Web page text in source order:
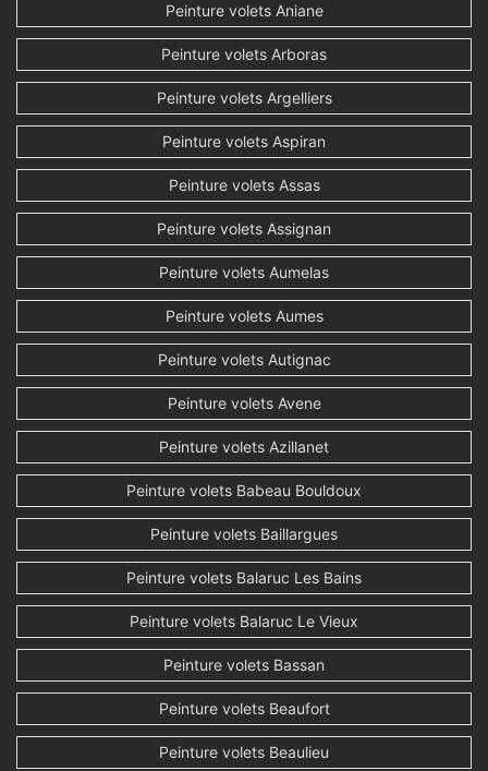
Peinture volets Aniane
Peinture volets Arboras
Peinture volets Argelliers
Peinture volets Aspiran
Peinture volets Assas
Peinture volets Assignan
Peinture volets Aumelas
Peinture volets Aumes
Peinture volets Autignac
Peinture volets Avene
Peinture volets Azillanet
Peinture volets Babeau Bouldoux
Peinture volets Baillargues
Peinture volets Balaruc Les Bains
Peinture volets Balaruc Le Vieux
Peinture volets Bassan
Peinture volets Beaufort
Peinture volets Beaulieu